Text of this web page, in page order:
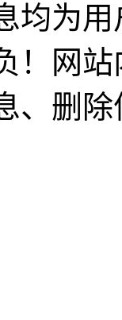
均为
！网
、删